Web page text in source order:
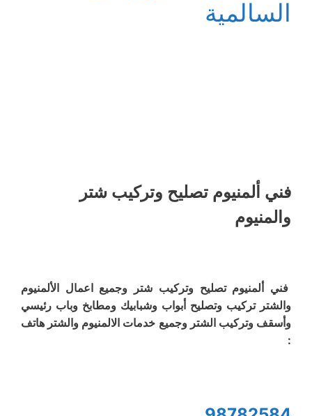
السالمية
فني ألمنيوم تصليح وتركيب شتر
والمنيوم
فني ألمنيوم تصليح وتركيب شتر وجميع اعمال الألمنيوم
والشتر تركيب وتصليح أبواب وشبابيك ومطابخ وباب رئيسي
وأسقف وتركيب الشتر وجميع خدمات الالمنيوم والشتر هاتف
: